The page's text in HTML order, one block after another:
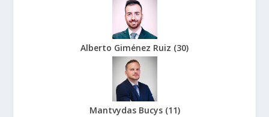
Alberto Giménez Ruiz (30)
Mantvydas Bucys (11)